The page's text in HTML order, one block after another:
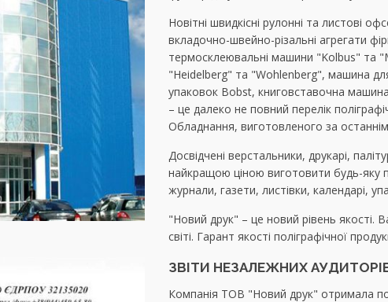
Новітні швидкісні рулонні та листові
вкладочно-швейно-різальні агрегати
термосклеювальні машини "Kolbus" та
"Heidelberg" та "Wohlenberg", машина
упаковок Bobst, книговставочна
– це далеко не повний перелік
Обладнання, виготовленого за
Досвідчені верстальники, друкарі,
найкращою ціною виготовити будь-яку
журнали, газети, листівки, календарі,
"Новий друк" – це новий рівень якості.
світі. Гарант якості поліграфічної
ЗВІТИ НЕЗАЛЕЖНИХ
Компанія ТОВ "Новий друк" отримала